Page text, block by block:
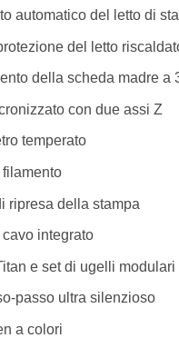
automatico del letto di
del letto
della scheda madre a
con due assi Z
temperato
ripresa della stampa
integrato
e set di ugelli modulari
passo ultra silenzioso
a colori